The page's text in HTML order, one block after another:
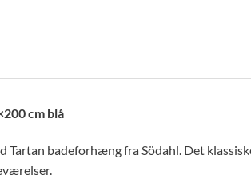
cm blå
Tartan badeforhæng fraSödahl. Det